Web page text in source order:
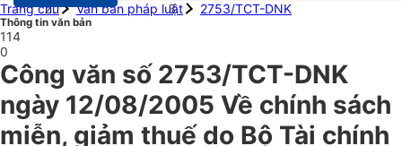
Trang chủ
Văn bản pháp luật 2753/TCT-DNK
Thông tin văn bản
114
0
Công văn số 2753/TCT-DNK
ngày 12/08/2005 Về chính sách
miễn, giảm thuế do Bộ Tài chính